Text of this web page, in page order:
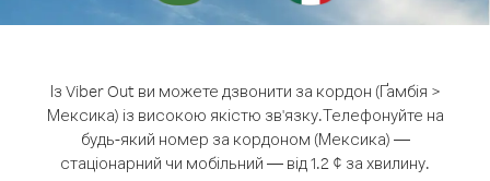
Із Viber Out ви можете дзвонити за кордон (Ґамбія >
Мексика) із високою якістю зв'язку.Телефонуйте на
будь-який номер за кордоном (Мексика) —
стаціонарний чи мобільний — від 1.2 ¢ за хвилину.